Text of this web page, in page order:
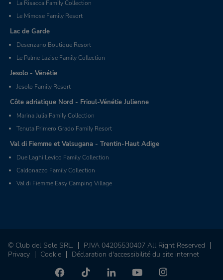
La Risacca Family Collection
Le Mimose Family Resort
Lac de Garde
Desenzano Boutique Resort
Le Palme Lazise Family Collection
Jesolo - Vénétie
Jesolo Family Resort
Côte adriatique Nord - Frioul-Vénétie Julienne
Marina Julia Family Collection
Tenuta Primero Grado Family Resort
Val di Fiemme et Valsugana - Trentin-Haut Adige
Due Laghi Levico Family Collection
Caldonazzo Family Collection
Val di Fiemme Easy Camping Village
© Club del Sole SRL.
P.IVA 04205530407 All Right Reserved
Privacy
Cookie Déclaration d'accessibilité du site internet